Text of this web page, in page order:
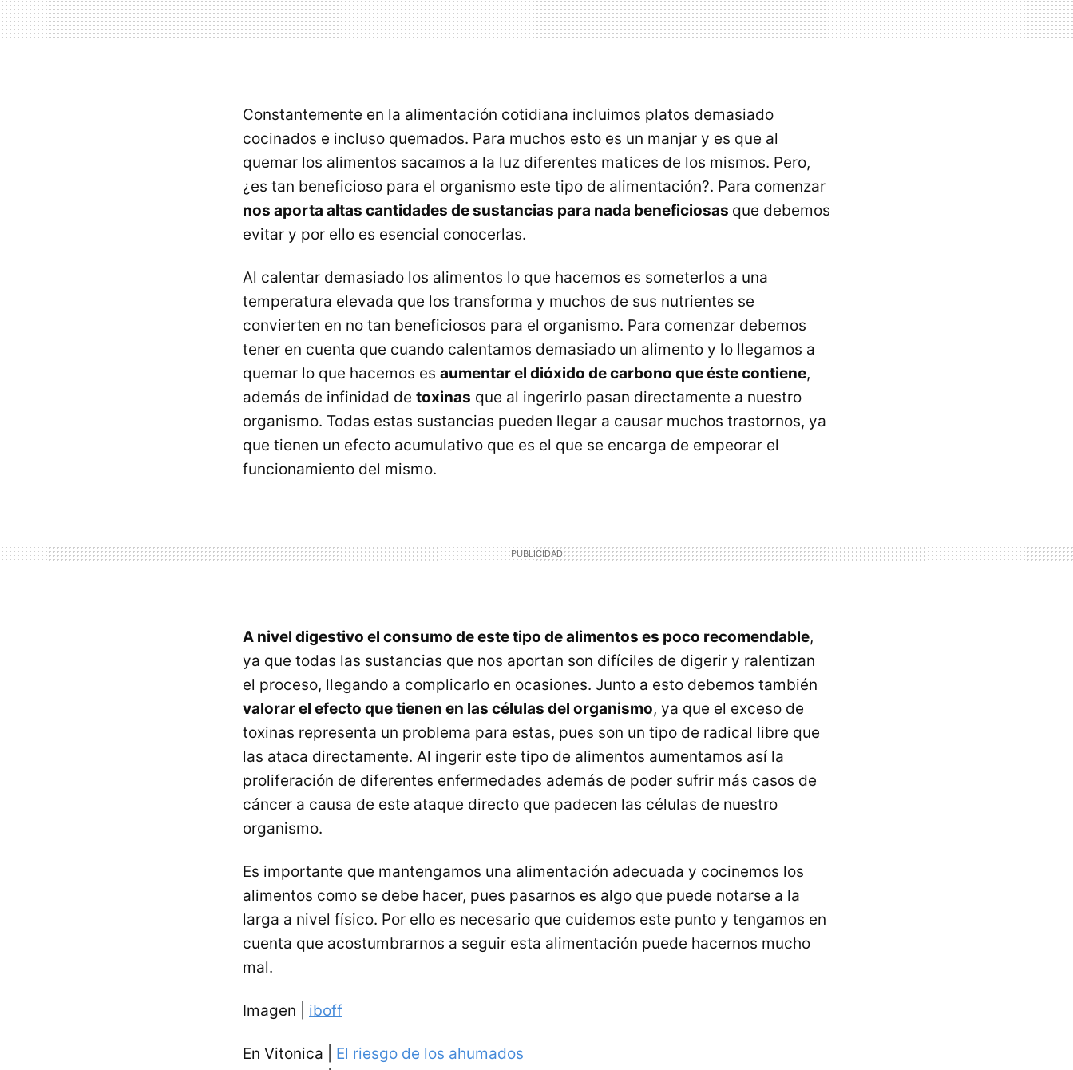
Constantemente en la alimentación cotidiana incluimos platos demasiado
cocinados e incluso quemados. Para muchos esto es un manjar y es que al
quemar los alimentos sacamos a la luz diferentes matices de los mismos. Pero,
¿es tan beneficioso para el organismo este tipo de alimentación?. Para comenzar
nos aporta altas cantidades de sustancias para nada beneficiosas que debemos
evitar y por ello es esencial conocerlas.
Al calentar demasiado los alimentos lo que hacemos es someterlos a una
temperatura elevada que los transforma y muchos de sus nutrientes se
convierten en no tan beneficiosos para el organismo. Para comenzar debemos
tener en cuenta que cuando calentamos demasiado un alimento y lo llegamos a
quemar lo que hacemos es aumentar el dióxido de carbono que éste contiene,
además de infinidad de toxinas que al ingerirlo pasan directamente a nuestro
organismo. Todas estas sustancias pueden llegar a causar muchos trastornos, ya
que tienen un efecto acumulativo que es el que se encarga de empeorar el
funcionamiento del mismo.
A nivel digestivo el consumo de este tipo de alimentos es poco recomendable,
ya que todas las sustancias que nos aportan son difíciles de digerir y ralentizan
el proceso, llegando a complicarlo en ocasiones. Junto a esto debemos también
valorar el efecto que tienen en las células del organismo, ya que el exceso de
toxinas representa un problema para estas, pues son un tipo de radical libre que
las ataca directamente. Al ingerir este tipo de alimentos aumentamos así la
proliferación de diferentes enfermedades además de poder sufrir más casos de
cáncer a causa de este ataque directo que padecen las células de nuestro
organismo.
Es importante que mantengamos una alimentación adecuada y cocinemos los
alimentos como se debe hacer, pues pasarnos es algo que puede notarse a la
larga a nivel físico. Por ello es necesario que cuidemos este punto y tengamos en
cuenta que acostumbrarnos a seguir esta alimentación puede hacernos mucho
mal.
Imagen | iboff
En Vitonica | El riesgo de los ahumados